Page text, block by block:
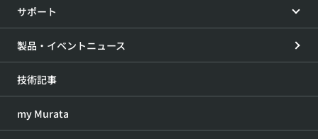
サポート
製品・イベントニュース
技術記事
my Murata